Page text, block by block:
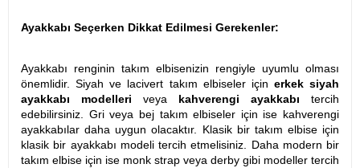
Ayakkabı Seçerken Dikkat Edilmesi Gerekenler:
Ayakkabı renginin takım elbisenizin rengiyle uyumlu olması
önemlidir. Siyah ve lacivert takım elbiseler için erkek siyah
ayakkabı modelleri veya kahverengi ayakkabı tercih
edebilirsiniz. Gri veya bej takım elbiseler için ise kahverengi
ayakkabılar daha uygun olacaktır. Klasik bir takım elbise için
klasik bir ayakkabı modeli tercih etmelisiniz. Daha modern bir
takım elbise için ise monk strap veya derby gibi modeller tercih